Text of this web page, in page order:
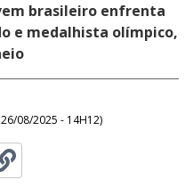
brasileiro enfrenta
e medalhista olímpico,
26/08/2025 - 14H12)